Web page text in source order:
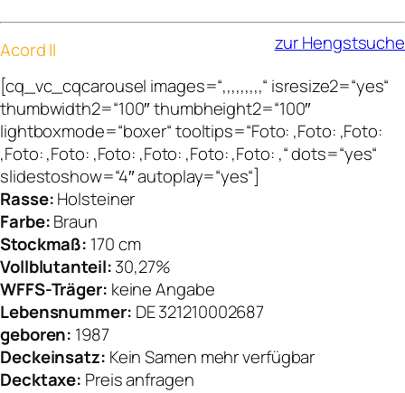
zur Hengstsuche
Acord II
[cq_vc_cqcarousel images=“,,,,,,,,,“ isresize2=“yes“
thumbwidth2=“100″ thumbheight2=“100″
lightboxmode=“boxer“ tooltips=“Foto: ,Foto: ,Foto:
,Foto: ,Foto: ,Foto: ,Foto: ,Foto: ,Foto: ,“ dots=“yes“
slidestoshow=“4″ autoplay=“yes“]
Rasse:Holsteiner
Farbe:Braun
Stockmaß: 170 cm
Vollblutanteil:30,27%
WFFS-Träger: keine Angabe
Lebensnummer: DE 321210002687
geboren: 1987
Deckeinsatz: Kein Samen mehr verfügbar
Decktaxe: Preis anfragen